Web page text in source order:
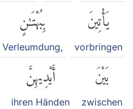
يَأْتِينَ
vorbringen
بِبُهْتَٰنٍ
Verleumdung,
بَيْنَ
zwischen
أَيْدِيهِنَّ
ihren Händen